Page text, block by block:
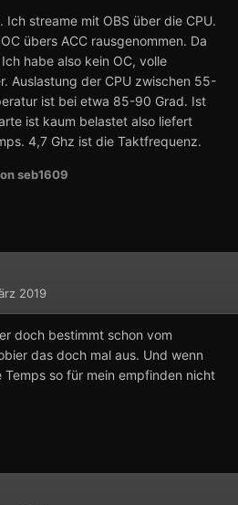
Ich streame mit OBS über die CPU.
übers ACC rausgenommen. Da
habe also kein OC, volle
Auslastung der CPU zwischen 55-
ist bei etwa 85-90 Grad. Ist
ist kaum belastet also liefert
4,7 Ghz ist die Taktfrequenz.
seb1609
2019
doch bestimmt schon vom
das doch mal aus. Und wenn
so für mein empfinden nicht